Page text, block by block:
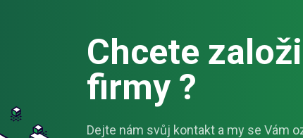
Chcete
firmy ?
Dejte nám svůj kontakt a my se Vám